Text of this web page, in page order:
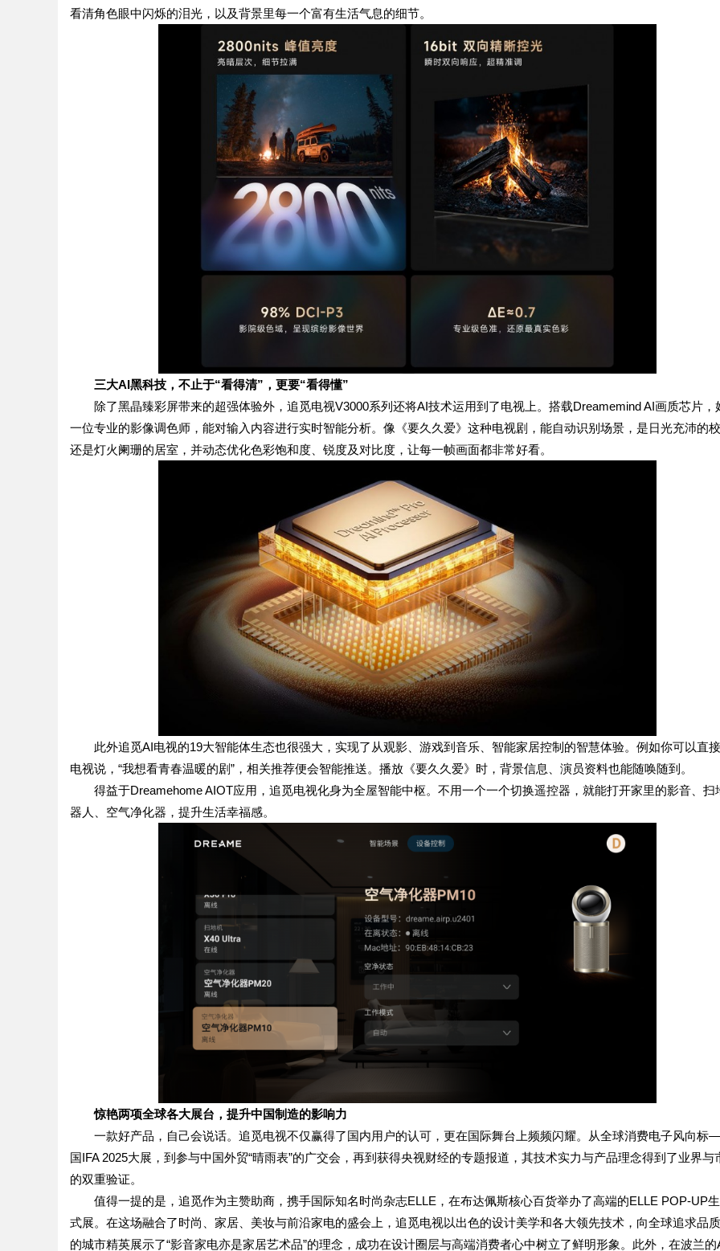
看清角色眼中闪烁的泪光，以及背景里每一个富有生活气息的细节。
三大AI黑科技 ，不止于“看得清”，更要“看得懂”
除了黑晶臻彩屏带来的超强体验外，追觅电视V3000系列还将AI技术运用到了电视上。搭载Dreamemind AI画质芯片，
一位专业的影像调色师，能对输入内容进行实时智能分析。像《要久久爱》这种电视剧，能自动识别场景，是日光充沛的校
还是灯火阑珊的居室，并动态优化色彩饱和度、锐度及对比度，让每一帧画面都非常好看。
此外追觅AI电视的19大智能体生态也很强大，实现了从观影、游戏到音乐、智能家居控制的智慧体验。例如你可以直
电视说，“我想看青春温暖的剧”，相关推荐便会智能推送。播放《要久久爱》时，背景信息、演员资料也能随唤随到。
得益于Dreamehome AIOT应用，追觅电视化身为全屋智能中枢。不用一个一个切换遥控器，就能打开家里的影音、扫
器人、空气净化器，提升生活幸福感。
惊艳两项全球各大展台，提升中国制造的影响力
一款好产品，自己会说话。追觅电视不仅赢得了国内用户的认可，更在国际舞台上频频闪耀。从全球消费电子风向
国IFA 2025大展，到参与中国外贸“晴雨表”的广交会，再到获得央视财经的专题报道，其技术实力与产品理念得到了业界与
的双重验证。
值得一提的是，追觅作为主赞助商，携手国际知名时尚杂志ELLE，在布达佩斯核心百货举办了高端的ELLE POP-UP
式展。在这场融合了时尚、家居、美妆与前沿家电的盛会上，追觅电视以出色的设计美学和各大领先技术，向全球追求品
的城市精英展示了“影音家电亦是家居艺术品”的理念，成功在设计圈层与高端消费者心中树立了鲜明形象。此外，在波兰的